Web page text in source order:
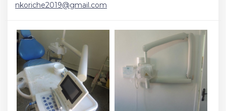
nkoriche2019@gmail.com